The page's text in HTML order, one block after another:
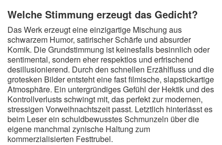
Welche Stimmung erzeugt das Gedicht?
Das Werk erzeugt eine einzigartige Mischung aus
schwarzem Humor, satirischer Schärfe und absurder
Komik. Die Grundstimmung ist keinesfalls besinnlich oder
sentimental, sondern eher respektlos und erfrischend
desillusionierend. Durch den schnellen Erzählfluss und die
grotesken Bilder entsteht eine fast filmische, slapstickartige
Atmosphäre. Ein untergründiges Gefühl der Hektik und des
Kontrollverlusts schwingt mit, das perfekt zur modernen,
stressigen Vorweihnachtszeit passt. Letztlich hinterlässt es
beim Leser ein schuldbewusstes Schmunzeln über die
eigene manchmal zynische Haltung zum
kommerzialisierten Festtrubel.